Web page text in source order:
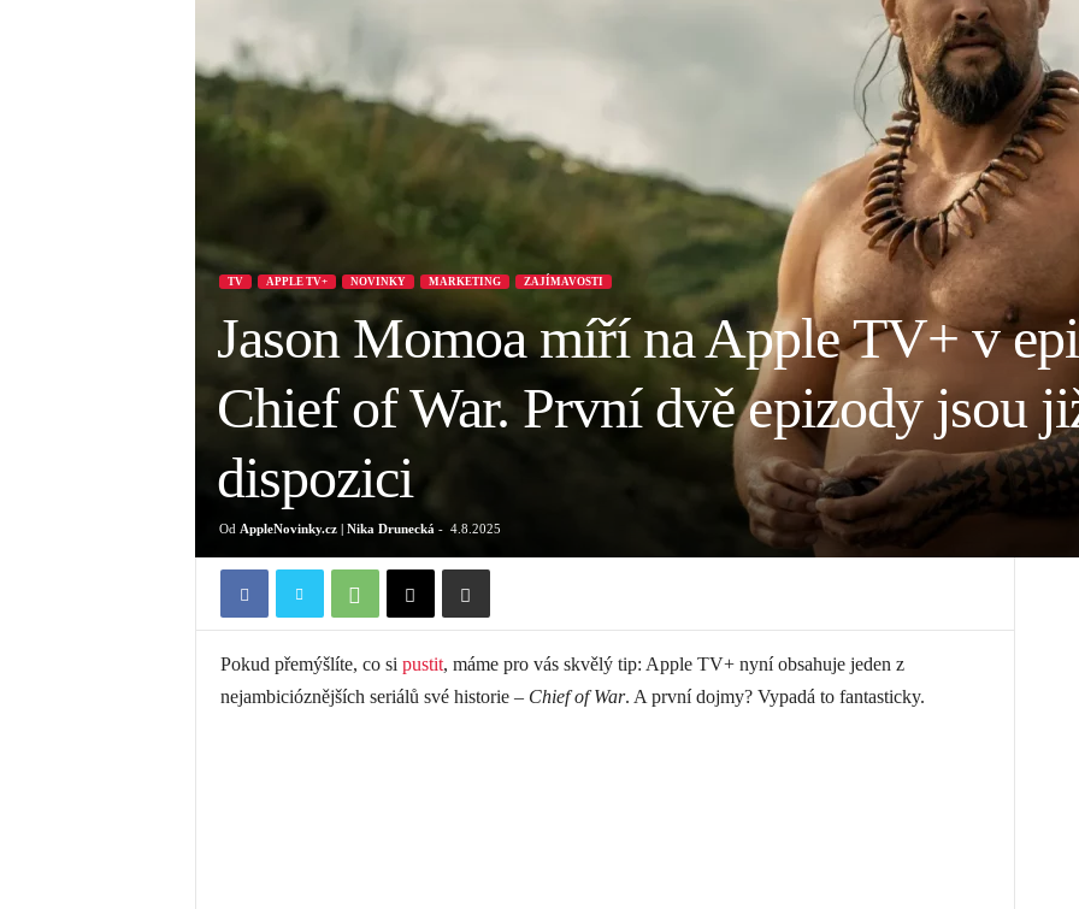
TV APPLE TV+ NOVINKY MARKETING ZAJÍMAVOSTI
Jason Momoa míří na Apple TV+ v
Chief of War. První dvě epizody jsou
dispozici
Od AppleNovinky.cz | Nika Drunecká - 4.8.2025
Pokud přemýšlíte, co si pustit, máme pro vás skvělý tip: Apple TV+ nyní obsahuje jeden z
nejambicióznějších seriálů své historie – Chief of War. A první dojmy? Vypadá to fantasticky.